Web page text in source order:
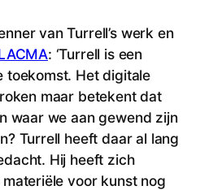
van Turrell’s werk en
: ‘Turrell is een
toekomst. Het digitale
maar betekent dat
waar we aan gewend zijn
Turrell heeft daar al lang
Hij heeft zich
voor kunst nog